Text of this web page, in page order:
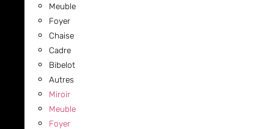
Meuble
Foyer
Chaise
Cadre
Bibelot
Autres
Miroir
Meuble
Foyer